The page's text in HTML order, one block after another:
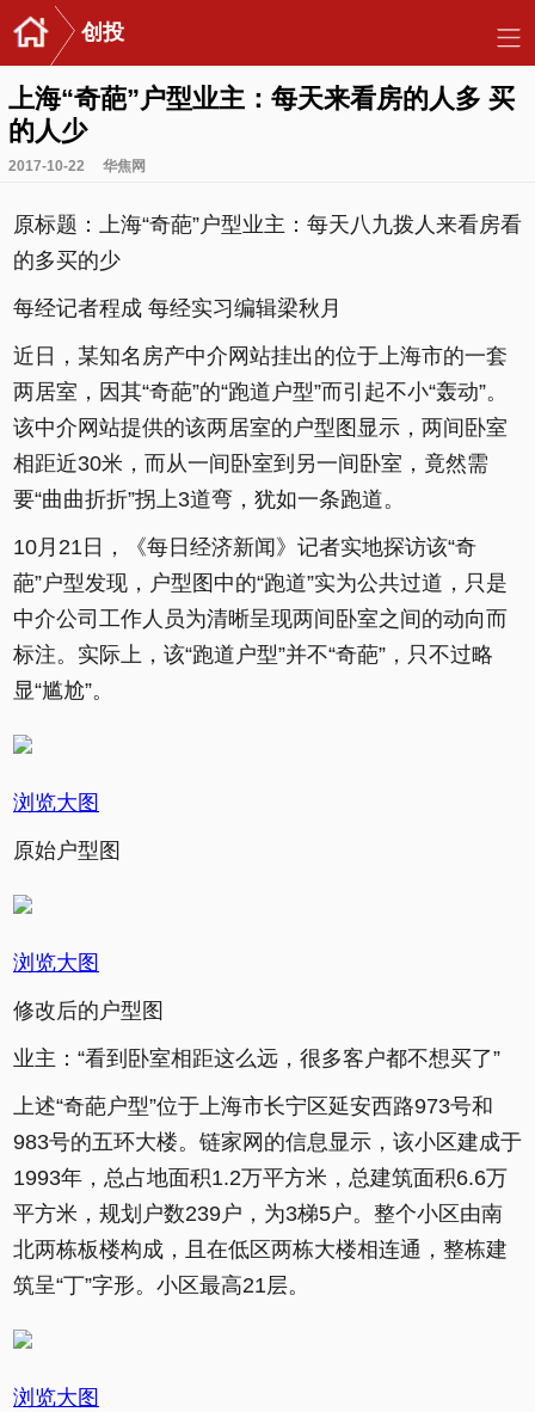
创投
上海“奇葩”户型业主：每天来看房的人多 买
的人少
2017-10-22 华焦网
原标题：上海“奇葩”户型业主：每天八九拨人来看房看
的多买的少
每经记者程成 每经实习编辑梁秋月
近日，某知名房产中介网站挂出的位于上海市的一套
两居室，因其“奇葩”的“跑道户型”而引起不小“轰动”。
该中介网站提供的该两居室的户型图显示，两间卧室
相距近30米，而从一间卧室到另一间卧室，竟然需
要“曲曲折折”拐上3道弯，犹如一条跑道。
10月21日，《每日经济新闻》记者实地探访该“奇
葩”户型发现，户型图中的“跑道”实为公共过道，只是
中介公司工作人员为清晰呈现两间卧室之间的动向而
标注。实际上，该“跑道户型”并不“奇葩”，只不过略
显“尴尬”。
浏览大图
原始户型图
浏览大图
修改后的户型图
业主：“看到卧室相距这么远，很多客户都不想买了”
上述“奇葩户型”位于上海市长宁区延安西路973号和
983号的五环大楼。链家网的信息显示，该小区建成于
1993年，总占地面积1.2万平方米，总建筑面积6.6万
平方米，规划户数239户，为3梯5户。整个小区由南
北两栋板楼构成，且在低区两栋大楼相连通，整栋建
筑呈“丁”字形。小区最高21层。
浏览大图